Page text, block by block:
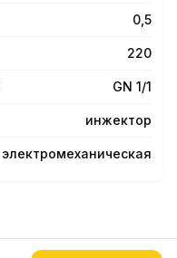
0,5
220
GN 1/1
инжектор
электромеханическая